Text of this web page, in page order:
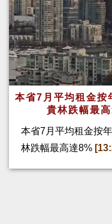
本省7月平均租金按
貴林跌幅最
本省7月平均租金按
林跌幅最高達8%